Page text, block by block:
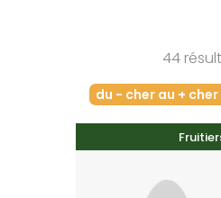
44
du - cher au + cher